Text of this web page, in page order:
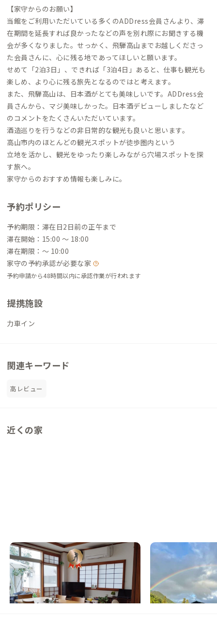
【家守からのお願い】
当館をご利用いただいている多くのADDress会員さんより、滞
在期間を延長すれば良かったなどの声を別れ際にお聞きする機
会が多くなりました。せっかく、飛騨高山までお越しくださっ
た会員さんに、心に残る地であってほしいと願います。
せめて「2泊3日」、できれば「3泊4日」あると、仕事も観光も
楽しめ、より心に残る旅先となるのではと考えます。
また、飛騨高山は、日本酒がとても美味しいです。ADDress会
員さんから、マジ美味しかった。日本酒デビューしましたなど
のコメントをたくさんいただいています。
酒造巡りを行うなどの非日常的な観光も良いと思います。
高山市内のほとんどの観光スポットが徒歩圏内という
立地を活かし、観光をゆったり楽しみながら穴場スポットを探
す旅へ。
家守からのおすすめ情報も楽しみに。
予約ポリシー
予約期限：滞在日2日前の正午まで
滞在開始：15:00 〜 18:00
滞在期限：〜 10:00
家守の予約承認が必要な家
予約申請から48時間以内に承認作業が行われます
提携施設
力車イン
関連キーワード
高レビュー
近くの家
高山C邸
岐阜県 シェアハウス
【白川郷まで車30分】草花に囲まれたテラ
ス付シェアハウス
この家からの距離 1km
高山D邸
ゲストハウス
【まるっと貸切専用
れ、囲炉裏の温もり
この家からの距離 9km